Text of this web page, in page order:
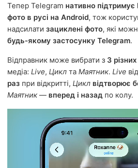
Тепер Telegram нативно
фото в русі на Android, тож
надсилати зациклені фото, які
будь-якому застосунку Telegram.
Відправник може вибрати з 3
медіа: Live, Цикл та Маятник. Live
раз при відкритті, Цикл відтворює
Маятник — вперед і назад по колу.